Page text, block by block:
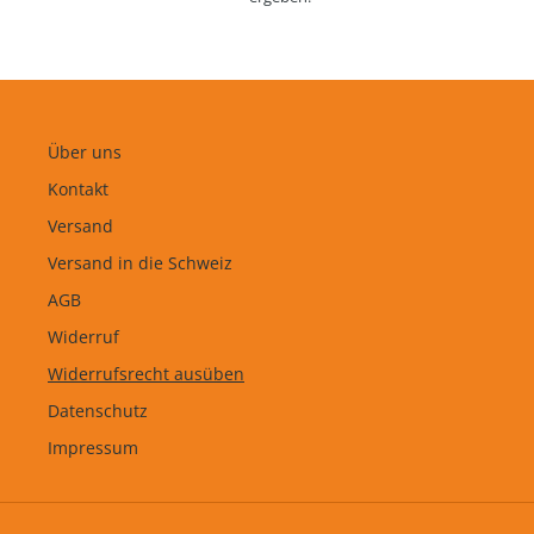
Über uns
Kontakt
Versand
Versand in die Schweiz
AGB
Widerruf
Widerrufsrecht ausüben
Datenschutz
Impressum